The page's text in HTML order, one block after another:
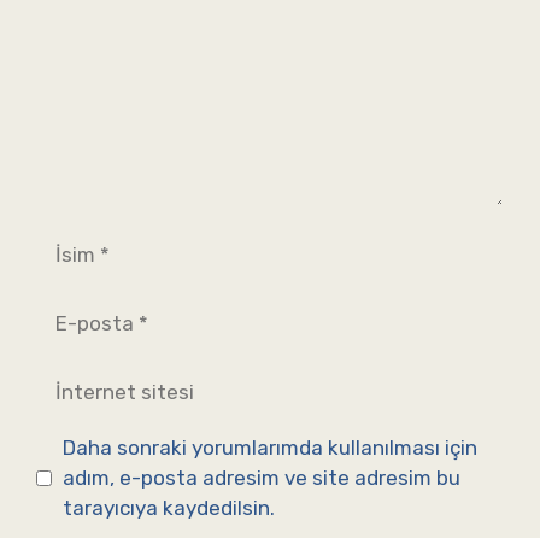
İsim
posta
İnternet
sitesi
Daha sonraki yorumlarımda kullanılması için
adım, e-posta adresim ve site adresim bu
tarayıcıya kaydedilsin.